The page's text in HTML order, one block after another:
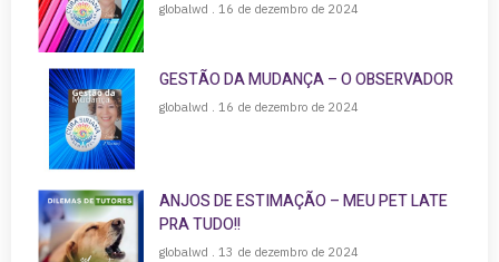
globalwd 16 de dezembro de 2024
GESTÃO DA MUDANÇA – O OBSERVADOR
globalwd 16 de dezembro de 2024
ANJOS DE ESTIMAÇÃO – MEU PET LATE
PRA TUDO!!
globalwd 13 de dezembro de 2024